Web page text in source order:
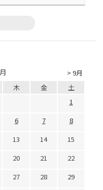
> 9月
木 金
土
1
6 7
8
13 14
15
20 21
22
27 28
29